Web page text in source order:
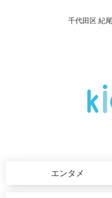
千代田区 紀
エンタメ